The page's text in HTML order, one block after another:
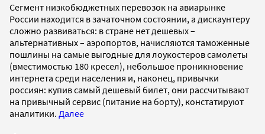
Сегмент низкобюджетных перевозок на авиарынке
России находится в зачаточном состоянии, а дискаунтеру
сложно развиваться: в стране нет дешевых –
альтернативных – аэропортов, начисляются таможенные
пошлины на самые выгодные для лоукостеров самолеты
(вместимостью 180 кресел), небольшое проникновение
интернета среди населения и, наконец, привычки
россиян: купив самый дешевый билет, они рассчитывают
на привычный сервис (питание на борту), констатируют
аналитики. Далее